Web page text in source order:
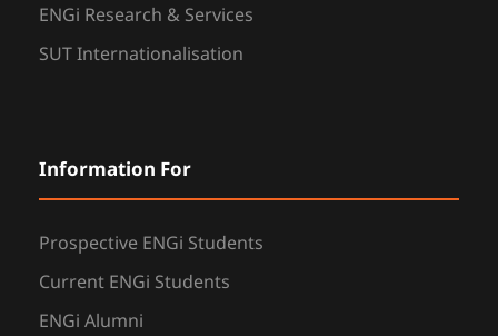
ENGi Research & Services
SUT Internationalisation
Information For
Prospective ENGi Students
Current ENGi Students
ENGi Alumni